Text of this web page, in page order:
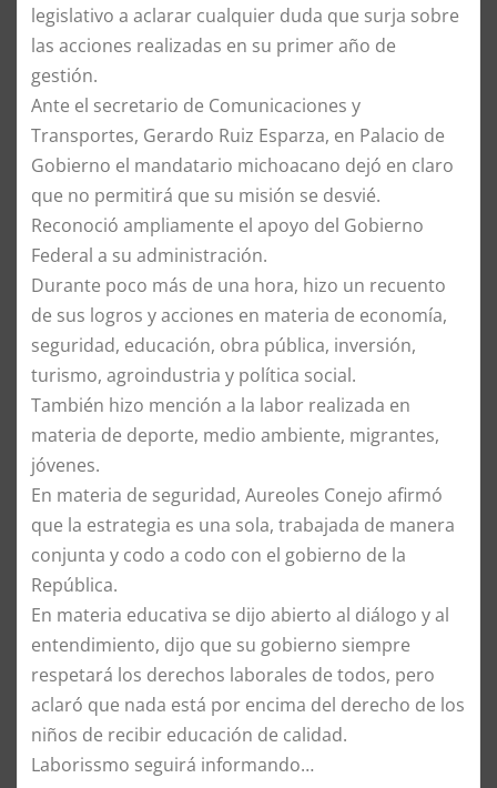
legislativo a aclarar cualquier duda que surja sobre
las acciones realizadas en su primer año de
gestión.
Ante el secretario de Comunicaciones y
Transportes, Gerardo Ruiz Esparza, en Palacio de
Gobierno el mandatario michoacano dejó en claro
que no permitirá que su misión se desvié.
Reconoció ampliamente el apoyo del Gobierno
Federal a su administración.
Durante poco más de una hora, hizo un recuento
de sus logros y acciones en materia de economía,
seguridad, educación, obra pública, inversión,
turismo, agroindustria y política social.
También hizo mención a la labor realizada en
materia de deporte, medio ambiente, migrantes,
jóvenes.
En materia de seguridad, Aureoles Conejo afirmó
que la estrategia es una sola, trabajada de manera
conjunta y codo a codo con el gobierno de la
República.
En materia educativa se dijo abierto al diálogo y al
entendimiento, dijo que su gobierno siempre
respetará los derechos laborales de todos, pero
aclaró que nada está por encima del derecho de los
niños de recibir educación de calidad.
Laborissmo seguirá informando…